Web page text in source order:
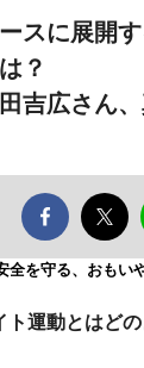
スに展開
？
吉広さん
全を守る、おもい
運動とはど